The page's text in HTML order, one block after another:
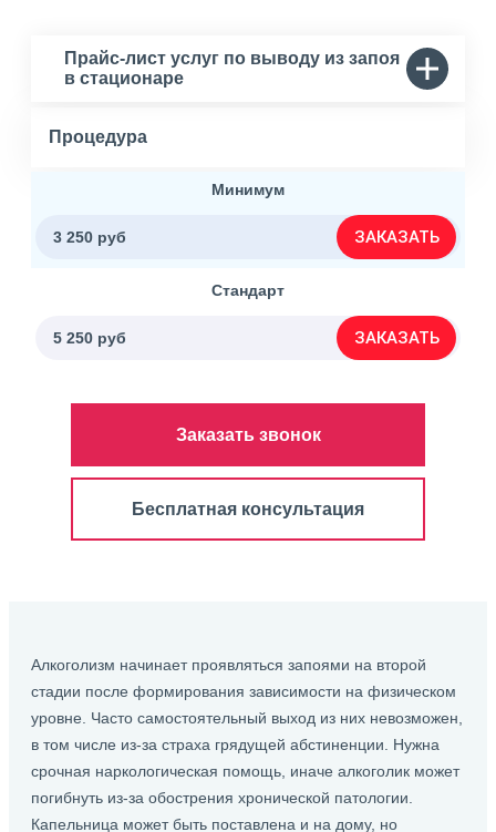
Прайс-лист услуг по выводу из запоя
в стационаре
Процедура
Минимум
3 250 руб ЗАКАЗАТЬ
Стандарт
5 250 руб ЗАКАЗАТЬ
Заказать звонок
Бесплатная консультация
Алкоголизм начинает проявляться запоями на второй
стадии после формирования зависимости на физическом
уровне. Часто самостоятельный выход из них невозможен,
в том числе из-за страха грядущей абстиненции. Нужна
срочная наркологическая помощь, иначе алкоголик может
погибнуть из-за обострения хронической патологии.
Капельница может быть поставлена и на дому, но